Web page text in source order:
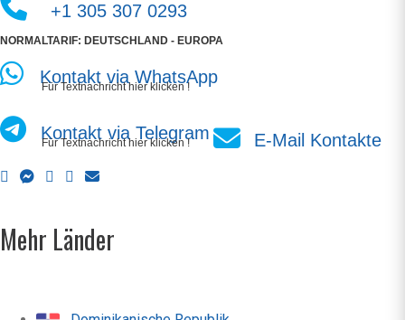
+1 305 307 0293
NORMALTARIF: DEUTSCHLAND - EUROPA
Kontakt via WhatsApp
Für Textnachricht hier klicken !
Kontakt via Telegram
Für Textnachricht hier klicken ! E-Mail Kontakte
Mehr Länder